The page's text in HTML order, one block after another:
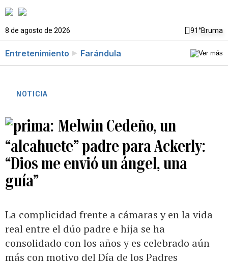
8 de agosto de 2026 91°Bruma
Entretenimiento Farándula
NOTICIA
Melwin Cedeño, un
“alcahuete” padre para Ackerly:
“Dios me envió un ángel, una
guía”
La complicidad frente a cámaras y en la vida
real entre el dúo padre e hija se ha
consolidado con los años y es celebrado aún
más con motivo del Día de los Padres